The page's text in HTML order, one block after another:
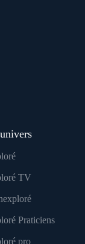
TV
Praticiens
pro